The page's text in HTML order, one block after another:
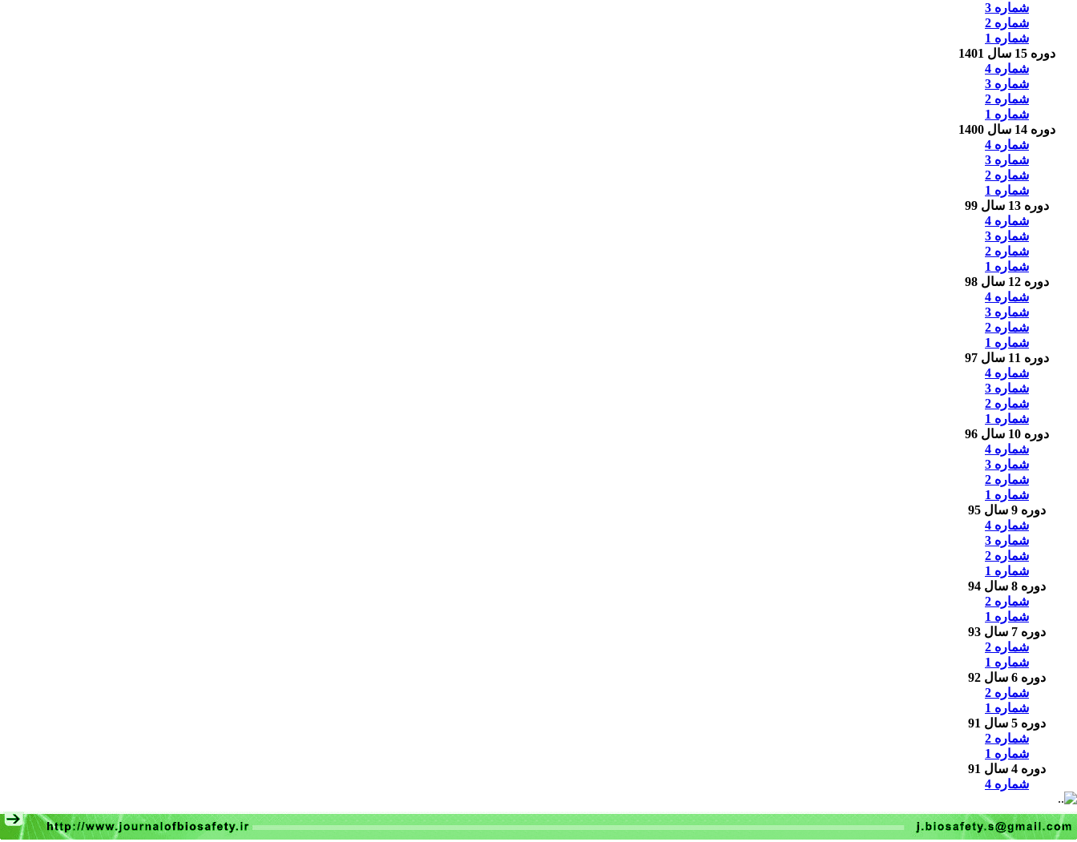
شماره 3
شماره 2
شماره 1
دوره 15 سال 1401
شماره 4
شماره 3
شماره 2
شماره 1
دوره 14 سال 1400
شماره 4
شماره 3
شماره 2
شماره 1
دوره 13 سال 99
شماره 4
شماره 3
شماره 2
شماره 1
دوره 12 سال 98
شماره 4
شماره 3
شماره 2
شماره 1
دوره 11 سال 97
شماره 4
شماره 3
شماره 2
شماره 1
دوره 10 سال 96
شماره 4
شماره 3
شماره 2
شماره 1
دوره 9 سال 95
شماره 4
شماره 3
شماره 2
شماره 1
دوره 8 سال 94
شماره 2
شماره 1
دوره 7 سال 93
شماره 2
شماره 1
دوره 6 سال 92
شماره 2
شماره 1
دوره 5 سال 91
شماره 2
شماره 1
دوره 4 سال 91
شماره 4